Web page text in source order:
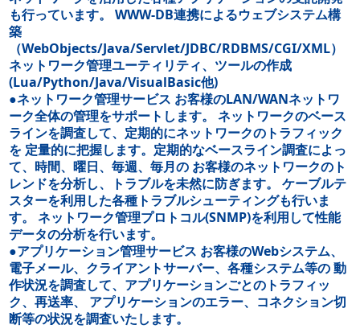
も行っています。 WWW-DB連携によるウェブシステム構
築
（WebObjects/Java/Servlet/JDBC/RDBMS/CGI/XML）
ネットワーク管理ユーティリティ、ツールの作成
(Lua/Python/Java/VisualBasic他)
●ネットワーク管理サービス お客様のLAN/WANネットワ
ーク全体の管理をサポートします。 ネットワークのベース
ラインを調査して、定期的にネットワークのトラフィック
を 定量的に把握します。定期的なベースライン調査によっ
て、時間、曜日、毎週、毎月の お客様のネットワークのト
レンドを分析し、トラブルを未然に防ぎます。 ケーブルテ
スターを利用した各種トラブルシューティングも行いま
す。 ネットワーク管理プロトコル(SNMP)を利用して性能
データの分析を行います。
●アプリケーション管理サービス お客様のWebシステム、
電子メール、クライアントサーバー、各種システム等の 動
作状況を調査して、アプリケーションごとのトラフィッ
ク、再送率、 アプリケーションのエラー、コネクション切
断等の状況を調査いたします。